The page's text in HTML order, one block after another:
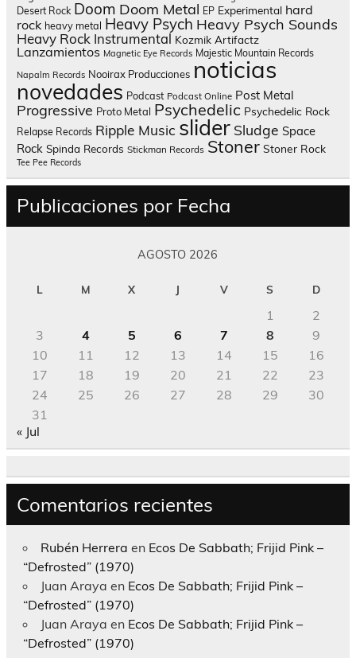
Desert Rock Doom Doom Metal EP Experimental hard
rock heavy metal Heavy Psych Heavy Psych Sounds
Heavy Rock Instrumental Kozmik Artifactz
Lanzamientos Magnetic Eye Records Majestic Mountain Records
Napalm Records Nooirax Producciones noticias
novedades Podcast Podcast Online Post Metal
Progressive Proto Metal Psychedelic Psychedelic Rock
Relapse Records Ripple Music slider Sludge Space
Rock Spinda Records Stickman Records Stoner Stoner Rock
Tee Pee Records
Publicaciones por Fecha
AGOSTO 2026
L M X J V S D
1
2
3
4 5 6 7 8
9
10
11 12 13 14 15
16
17
18 19 20 21 22
23
24
25 26 27 28 29
30
31
« Jul
Comentarios recientes
Rubén Herrera en Ecos De Sabbath; Frijid Pink –
“Defrosted” (1970)
Juan Araya en Ecos De Sabbath; Frijid Pink –
“Defrosted” (1970)
Juan Araya en Ecos De Sabbath; Frijid Pink –
“Defrosted” (1970)